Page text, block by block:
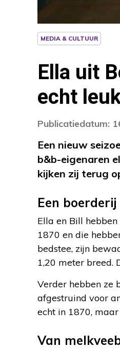
MEDIA & CULTUUR
Ella uit
echt
Publicatiedatum:
Een nieuw
b&b-eigenaren
kijken zij terug
Een
Ella en Bill
1870 en die
bedstee, zijn
1,20 meter breed.
Verder hebben ze
afgestruind voor
echt in 1870,
Van